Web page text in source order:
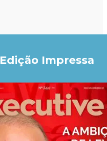
Edição Impressa